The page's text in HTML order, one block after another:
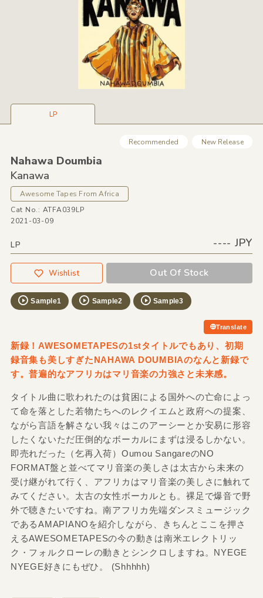
LP
Recommended New Release
Nahawa Doumbia
Kanawa
Awesome Tapes From Africa
Cat No.: ATFA039LP
2021-03-09
LP ---- JPY
Wishlist Out Of Stock
Sample1 Sample2 Sample3
Translate
新録！AWESOMETAPESの1stタイトルでもあり、初期
録音集も美しすぎたNAHAWA DOUMBIAのなんと新録で
す。普遍的なアフリカはマリ音楽の力強さと未来感。
タイトル曲に歌われたのは貧困による国外への亡命によっ
て命を落とした若物たちへのレクイエムと政府への提案、
ながら言語を解さない我々はこのアーシーとか安易に形容
したくないただ圧倒的なボーカルにまずは浸るしかない。
即売れだった（乞再入荷）Oumou SangareのNO
FORMAT盤と並べてマリ音楽の美しさは太古から未来の
受け継がれて行く、アフリカはマリ音楽の美しさに触れて
みてください。太古の女性ボーカルとも。裸足で爆音で野
外で聴きたいですね。南アフリカ先端ダンスミュージック
であるAMAPIANOを紹介しながら、きちんとここを押さ
えるAWESOMETAPESの今の動きは南米エレクトリッ
ク・フォルクローレの動きとシンクロしますね。NYEGE
NYEGE好きにもぜひ。 (Shhhhh)